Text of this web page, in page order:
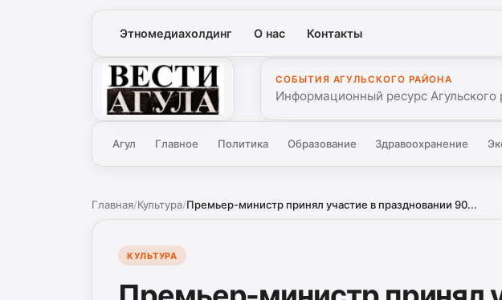
Этномедиахолдинг О нас Контакты
Вести Агула
СОБЫТИЯ АГУЛЬСКОГО РАЙОНА
Информационный ресурс
Агул Главное Политика Образование Здравоохранение
Главная/Культура/Премьер-министр принял участие в праздновании 90...
КУЛЬТУРА